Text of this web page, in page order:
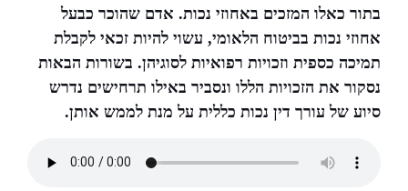
בתור כאלו המזכים באחוזי נכות. אדם שהוכר כבעל
אחוזי נכות בביטוח הלאומי, עשוי להיות זכאי לקבלת
תמיכה כספית וזכויות רפואיות לסוגיהן. בשורות הבאות
נסקור את הזכויות הללו ונסביר באילו תרחישים נדרש
סיוע של עורך דין נכות כללית על מנת לממש אותן.